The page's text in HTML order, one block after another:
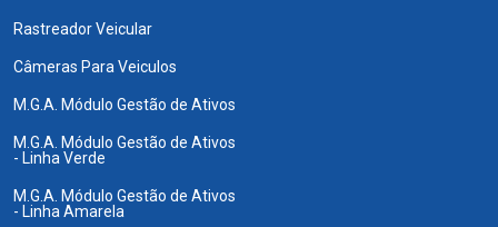
Rastreador Veicular
Câmeras Para Veiculos
M.G.A. Módulo Gestão de Ativos
M.G.A. Módulo Gestão de Ativos
- Linha Verde
M.G.A. Módulo Gestão de Ativos
- Linha Amarela